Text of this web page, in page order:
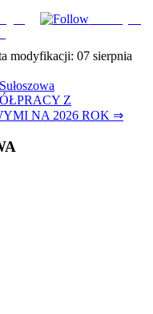
Subskrybuj
modyfikacji: 07 sierpnia
Z
NA 2026 ROK ⇒